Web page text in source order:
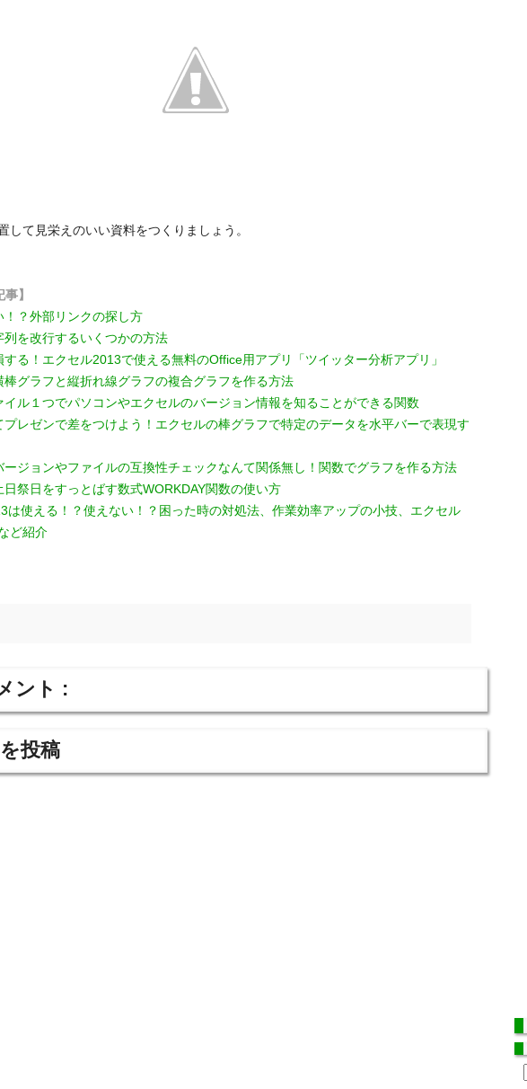
して見栄えのいい資料をつくりましょう。
】
！？外部リンクの探し方
列を改行するいくつかの方法
る！エクセル2013で使える無料のOffice用アプリ「ツイッター分析アプリ」
棒グラフと縦折れ線グラフの複合グラフを作る方法
イル１つでパソコンやエクセルのバージョン情報を知ることができる関数
プレゼンで差をつけよう！エクセルの棒グラフで特定のデータを水平バーで表現す
ージョンやファイルの互換性チェックなんて関係無し！関数でグラフを作る方法
日祭日をすっとばす数式WORKDAY関数の使い方
は使える！？使えない！？困った時の対処法、作業効率アップの小技、エクセル
ど紹介
ント :
投稿